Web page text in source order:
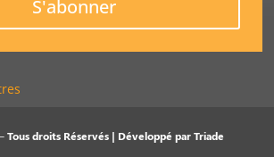
S'abonner
Tous droits Réservés | Développé parTriade